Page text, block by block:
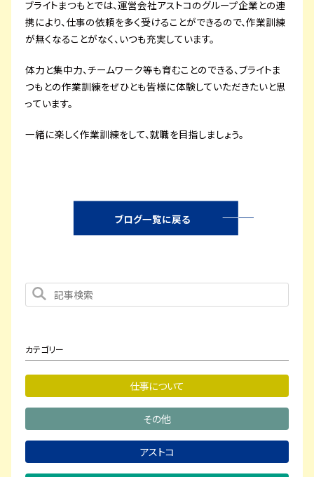
ブライトまつもとでは、運営会社アストコのグループ企業との連
携により、仕事の依頼を多く受けることができるので、作業訓練
が無くなることがなく、いつも充実しています。
体力と集中力、チームワーク等も育むことのできる、ブライトま
つもとの作業訓練をぜひとも皆様に体験していただきたいと思
っています。
一緒に楽しく作業訓練をして、就職を目指しましょう。
ブログ一覧に戻る
カテゴリー
仕事について
その他
アストコ